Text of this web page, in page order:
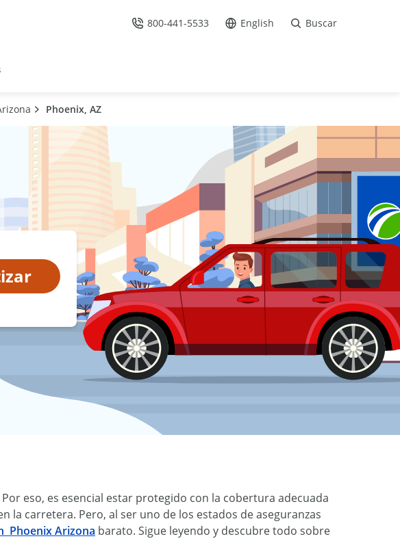
Llámenos
800-441-5533 Ir al sitio en Español /
English Buscar
Phoenix, AZ
eso, es esencial estar protegido con la cobertura adecuada
carretera. Pero, al ser uno de los estados de aseguranzas
Phoenix Arizona barato. Sigue leyendo y descubre todo sobre